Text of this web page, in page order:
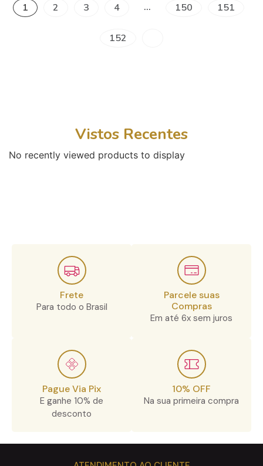
1 2 3 4 … 150 151
152
Vistos Recentes
No recently viewed products to display
Frete
Para todo o Brasil
Parcele suas
Compras
Em até 6x sem juros
Pague Via Pix
E ganhe 10% de
desconto
10% OFF
Na sua primeira compra